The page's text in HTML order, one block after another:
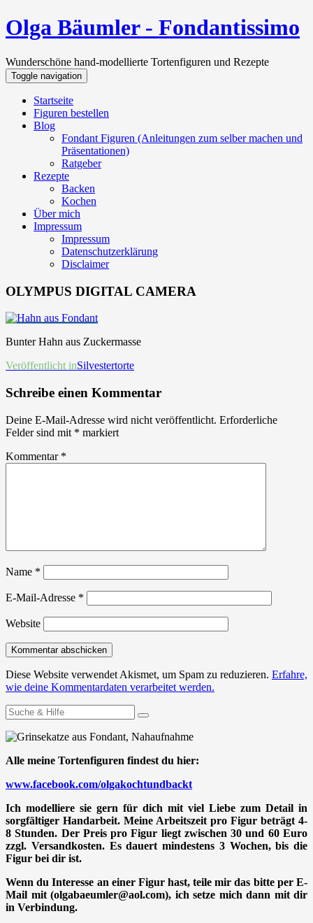
Olga Bäumler - Fondantissimo
Wunderschöne hand-modellierte Tortenfiguren und Rezepte
Toggle navigation
Startseite
Figuren bestellen
Blog
Fondant Figuren (Anleitungen zum selber machen und
Präsentationen)
Ratgeber
Rezepte
Backen
Kochen
Über mich
Impressum
Impressum
Datenschutzerklärung
Disclaimer
OLYMPUS DIGITAL CAMERA
Bunter Hahn aus Zuckermasse
Beitrags-
Veröffentlicht inSilvestertorte
Schreibe einen Kommentar
Deine E-Mail-Adresse wird nicht veröffentlicht. Erforderliche
Felder sind mit * markiert
Kommentar *
Name *
E-Mail-Adresse *
Website
Diese Website verwendet Akismet, um Spam zu reduzieren. Erfahre,
wie deine Kommentardaten verarbeitet werden.
Suchen
nach:
Alle meine Tortenfiguren findest du hier:
www.facebook.com/olgakochtundbackt
Ich modelliere sie gern für dich mit viel Liebe zum Detail in
sorgfältiger Handarbeit. Meine Arbeitszeit pro Figur beträgt 4-
8 Stunden. Der Preis pro Figur liegt zwischen 30 und 60 Euro
zzgl. Versandkosten. Es dauert mindestens 3 Wochen, bis die
Figur bei dir ist.
Wenn du Interesse an einer Figur hast, teile mir das bitte per E-
Mail mit (olgabaeumler@aol.com), ich setze mich dann mit dir
in Verbindung.